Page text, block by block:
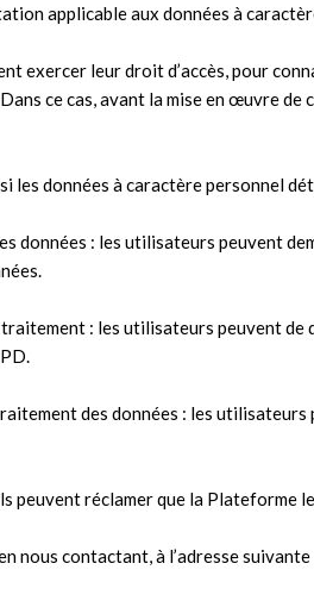
applicable aux données à
exercer leur droit d’accès, pour
ce cas, avant la mise en œuvre
données à caractère personnel
: les utilisateurs peuvent
: les utilisateurs peuvent de
des données : les utilisateurs
réclamer que la Plateforme
nous contactant, à l’adresse suivante